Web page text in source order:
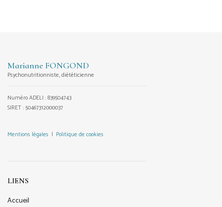
Marianne FONGOND
Psychonutritionniste, diététicienne
Numéro ADELI : 839504743
SIRET : 50467312000037
Mentions légales | Politique de cookies
LIENS
Accueil